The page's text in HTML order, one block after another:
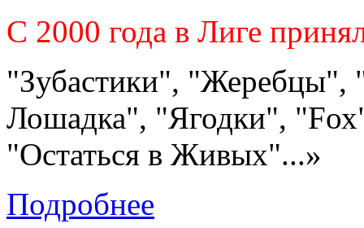
C 2000 года в Лиге
"Зубастики", "Жеребцы",
Лошадка", "Ягодки",
"Остаться в Живых"...»
Подробнее